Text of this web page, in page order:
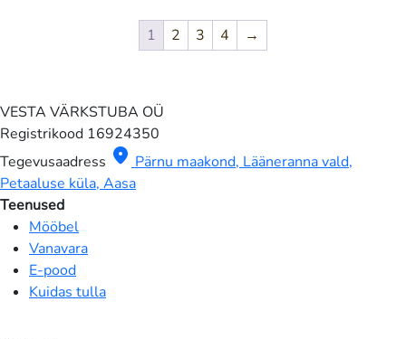
1 2 3 4 →
VESTA VÄRKSTUBA OÜ
Registrikood 16924350
Tegevusaadress location_on Pärnu maakond, Lääneranna vald,
Petaaluse küla, Aasa
Teenused
Mööbel
Vanavara
E-pood
Kuidas tulla